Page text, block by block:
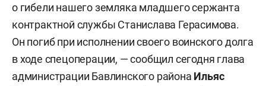
о гибели нашего земляка младшего сержанта
контрактной службы Станислава Герасимова.
Он погиб при исполнении своего воинского долга
в ходе спецоперации, — сообщил сегодня глава
администрации Бавлинского района Ильяс